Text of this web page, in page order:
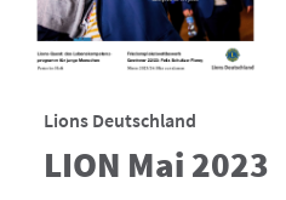
Lions Deutschland
LION Mai 2023